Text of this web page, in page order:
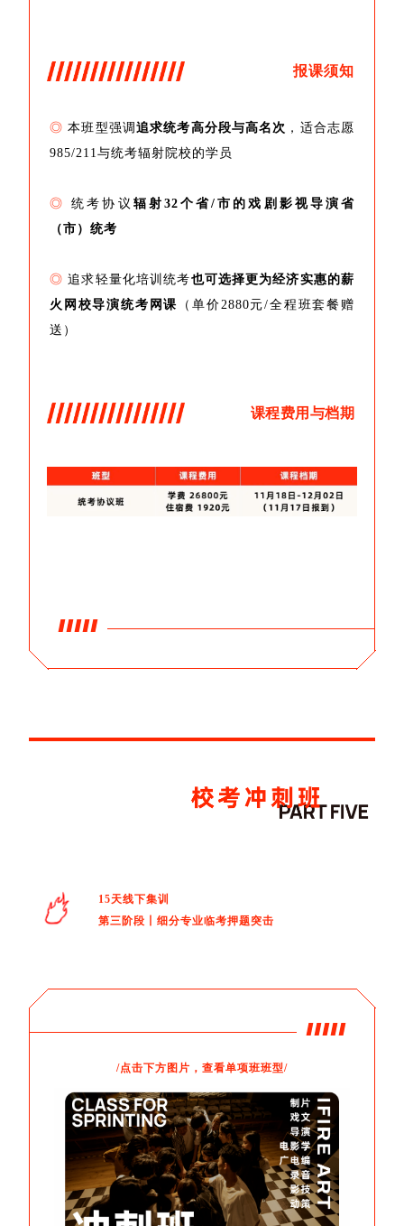
报课须知
◎ 本班型强调 追求统考高分段与高名次 ，适合志愿
985/211与统考辐射院校的学员
◎ 统考协议 辐射32个省/市的戏剧影视导演省
（市）统考
◎ 追求轻量化培训统考也可选择更为经济实惠的薪
火网校导演统考网课 （单价2880元/全程班套餐赠
送）
课程费用与档期
15天线下集训
第三阶段丨细分专业临考押题突击
/点击下方图片，查看单项班班型/